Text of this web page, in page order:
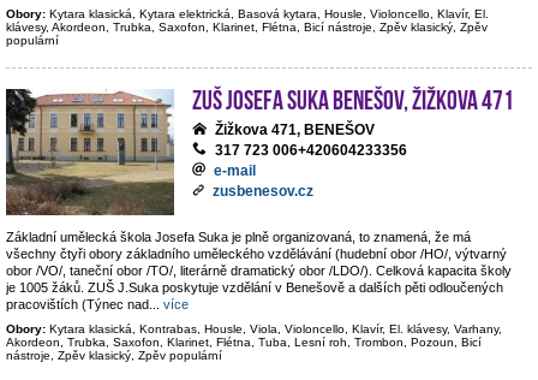
Obory: Kytara klasická, Kytara elektrická, Basová kytara, Housle, Violoncello, Klavír, El.
klávesy, Akordeon, Trubka, Saxofon, Klarinet, Flétna, Bicí nástroje, Zpěv klasický, Zpěv
populární
ZUŠ Josefa Suka Benešov, Žižkova 471
Žižkova 471, BENEŠOV
317 723 006+420604233356
e-mail
zusbenesov.cz
Základní umělecká škola Josefa Suka je plně organizovaná, to znamená, že má
všechny čtyři obory základního uměleckého vzdělávání (hudební obor /HO/, výtvarný
obor /VO/, taneční obor /TO/, literárně dramatický obor /LDO/). Celková kapacita školy
je 1005 žáků. ZUŠ J.Suka poskytuje vzdělání v Benešově a dalších pěti odloučených
pracovištích (Týnec nad
více
Obory: Kytara klasická, Kontrabas, Housle, Viola, Violoncello, Klavír, El. klávesy, Varhany,
Akordeon, Trubka, Saxofon, Klarinet, Flétna, Tuba, Lesní roh, Trombon, Pozoun, Bicí
nástroje, Zpěv klasický, Zpěv populární